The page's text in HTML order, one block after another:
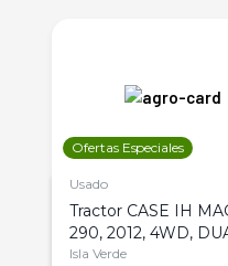
Ofertas Especiales
Usado
Tractor CASE IH
290, 2012, 4WD,
Isla Verde